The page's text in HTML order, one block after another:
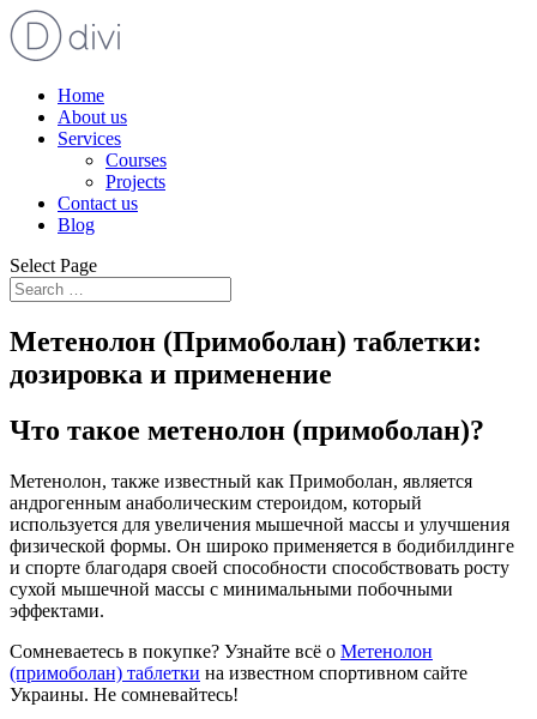
Home
About us
Services
Courses
Projects
Contact us
Blog
Select Page
Метенолон (Примоболан) таблетки:
дозировка и применение
Что такое метенолон (примоболан)?
Метенолон, также известный как Примоболан, является
андрогенным анаболическим стероидом, который
используется для увеличения мышечной массы и улучшения
физической формы. Он широко применяется в бодибилдинге
и спорте благодаря своей способности способствовать росту
сухой мышечной массы с минимальными побочными
эффектами.
Сомневаетесь в покупке? Узнайте всё о Метенолон
(примоболан) таблетки на известном спортивном сайте
Украины. Не сомневайтесь!